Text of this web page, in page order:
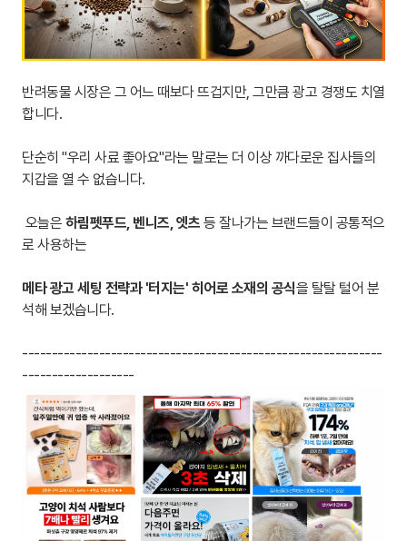
반려동물 시장은 그 어느 때보다 뜨겁지만, 그만큼 광고 경쟁도 치열
합니다.
단순히 "우리 사료 좋아요"라는 말로는 더 이상 까다로운 집사들의
지갑을 열 수 없습니다.
오늘은 하림펫푸드, 벤니즈, 엣츠 등 잘나가는 브랜드들이 공통적으
로 사용하는
메타 광고 세팅 전략과 '터지는' 히어로 소재의 공식을 탈탈 털어 분
석해 보겠습니다.
-------------------------------------------------------------
-------------------